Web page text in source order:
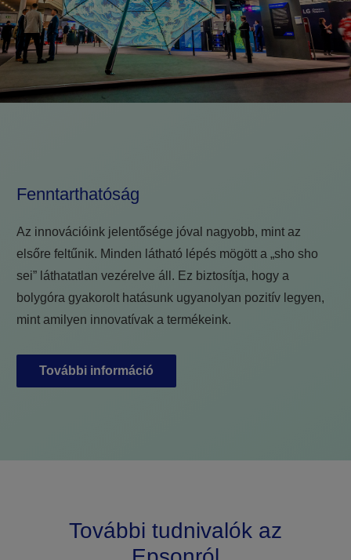
Fenntarthatóság
Az innovációink jelentősége jóval nagyobb, mint az
elsőre feltűnik. Minden látható lépés mögött a „sho sho
sei” láthatatlan vezérelve áll. Ez biztosítja, hogy a
bolygóra gyakorolt hatásunk ugyanolyan pozitív legyen,
mint amilyen innovatívak a termékeink.
További információ
További tudnivalók az